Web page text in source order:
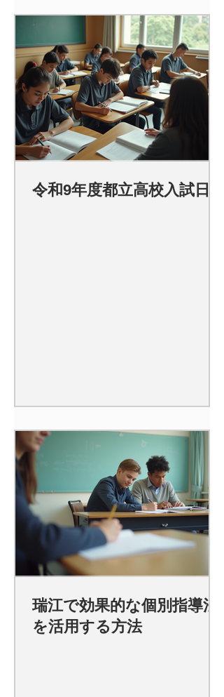
令和9年度都立高校入試日程
瑞江で効果的な個別指導法
を活用する方法